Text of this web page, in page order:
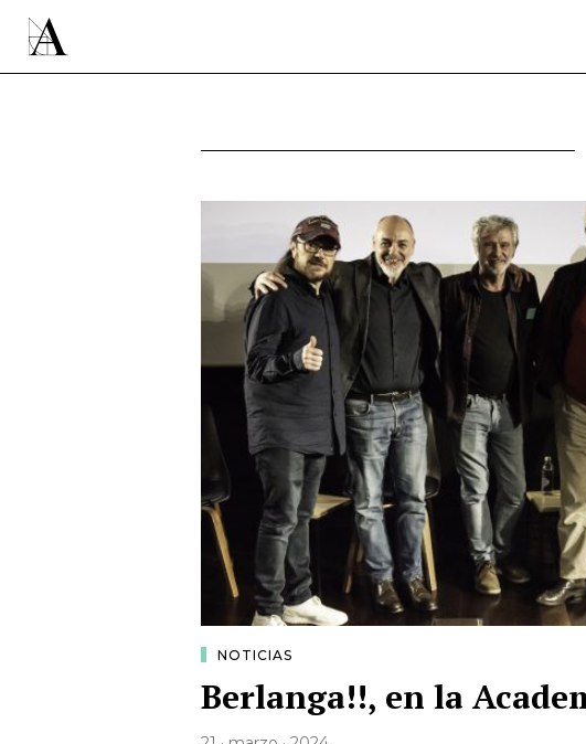
NOTICIAS
Berlanga!!, en la